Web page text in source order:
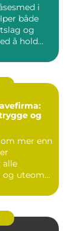
i
både
og
å hold...
og
mer enn
alle
uteom...